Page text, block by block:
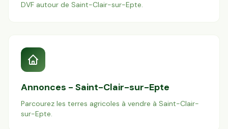
DVF autour de Saint-Clair-sur-Epte.
Annonces - Saint-Clair-sur-Epte
Parcourez les terres agricoles à vendre à Saint-Clair-
sur-Epte.